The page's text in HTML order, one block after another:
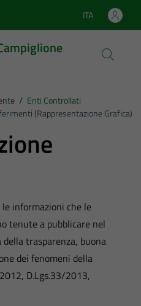
Lingua attiva:
ITA
/ Enti Controllati
(Rappresentazione Grafica)
informazioni che le
tenute a pubblicare nel
trasparenza, buona
dei fenomeni della
D.Lgs.33/2013,